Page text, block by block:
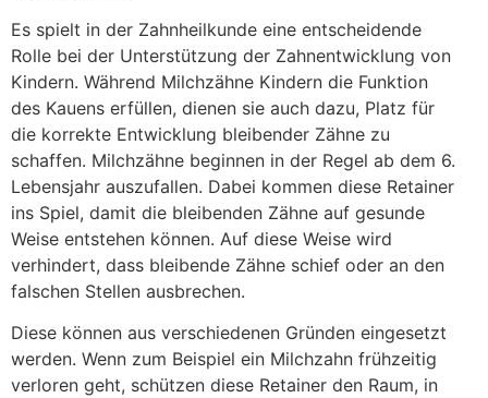
Es spielt in der Zahnheilkunde eine entscheidende
Rolle bei der Unterstützung der Zahnentwicklung von
Kindern. Während Milchzähne Kindern die Funktion
des Kauens erfüllen, dienen sie auch dazu, Platz für
die korrekte Entwicklung bleibender Zähne zu
schaffen. Milchzähne beginnen in der Regel ab dem 6.
Lebensjahr auszufallen. Dabei kommen diese Retainer
ins Spiel, damit die bleibenden Zähne auf gesunde
Weise entstehen können. Auf diese Weise wird
verhindert, dass bleibende Zähne schief oder an den
falschen Stellen ausbrechen.
Diese können aus verschiedenen Gründen eingesetzt
werden. Wenn zum Beispiel ein Milchzahn frühzeitig
verloren geht, schützen diese Retainer den Raum, in